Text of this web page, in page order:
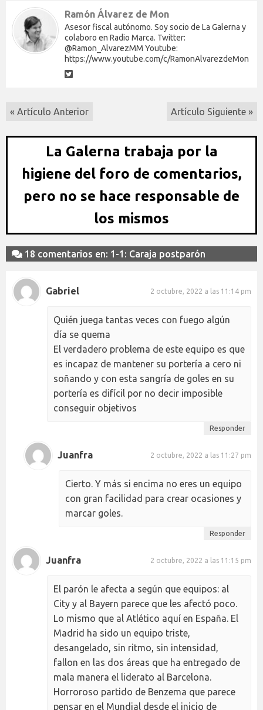
Ramón Álvarez de Mon
Asesor fiscal autónomo. Soy socio de La Galerna y
colaboro en Radio Marca. Twitter:
@Ramon_AlvarezMM Youtube:
https://www.youtube.com/c/RamonAlvarezdeMon
« Artículo Anterior Artículo Siguiente »
La Galerna trabaja por la
higiene del foro de comentarios,
pero no se hace responsable de
los mismos
18 comentarios en: 1-1: Caraja postparón
Gabriel 2 octubre, 2022 a las 11:14 pm
Quién juega tantas veces con fuego algún
día se quema
El verdadero problema de este equipo es que
es incapaz de mantener su portería a cero ni
soñando y con esta sangría de goles en su
portería es difícil por no decir imposible
conseguir objetivos
Responder
Juanfra 2 octubre, 2022 a las 11:27 pm
Cierto. Y más si encima no eres un equipo
con gran facilidad para crear ocasiones y
marcar goles.
Responder
Juanfra 2 octubre, 2022 a las 11:15 pm
El parón le afecta a según que equipos: al
City y al Bayern parece que les afectó poco.
Lo mismo que al Atlético aquí en España. El
Madrid ha sido un equipo triste,
desangelado, sin ritmo, sin intensidad,
fallon en las dos áreas que ha entregado de
mala manera el liderato al Barcelona.
Horroroso partido de Benzema que parece
pensar en el Mundial desde el inicio de